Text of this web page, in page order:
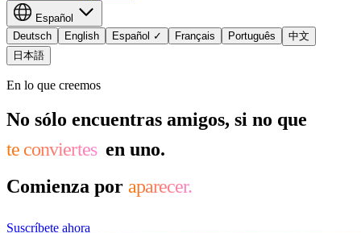
Español
Deutsch
English Español ✓ Français Português
中文
日本語
En lo que creemos
No sólo encuentras amigos, si no que
te conviertes en uno.
Comienza por aparecer.
Suscríbete ahora